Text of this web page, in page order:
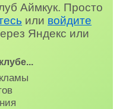
Аймкук. Просто
или войдите
Яндекс или